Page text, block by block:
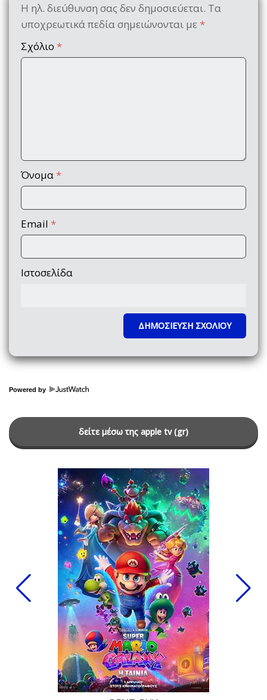
Η ηλ. διεύθυνση σας δεν δημοσιεύεται. Τα
υποχρεωτικά πεδία σημειώνονται με *
Σχόλιο *
Όνομα *
Email *
Ιστοσελίδα
Powered by
δείτε μέσω της apple tv (gr)